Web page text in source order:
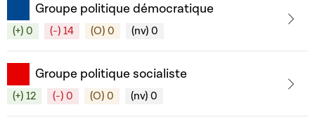
Groupe politique démocratique
(+) 0 (-) 14 (O) 0 (nv) 0
Groupe politique socialiste
(+) 12 (-) 0 (O) 0 (nv) 0